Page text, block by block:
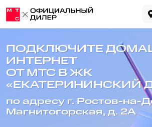
ПОДКЛЮЧИТЕ
ИНТЕРНЕТ
ОТ МТС В ЖК
«ЕКАТЕРИНИНСКИЙ
по адресу г. Ростов-на-
Магнитогорская, д. 2А